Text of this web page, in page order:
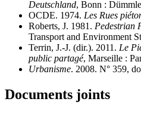
Deutschland, Bonn :
OCDE. 1974. Les Rues
Roberts, J. 1981. Pedestrian
Transport and Environment
Terrin, J.‑J. (dir.). 2011. Le
public partagé, Marseille :
Urbanisme. 2008. N° 359,
Documents joints